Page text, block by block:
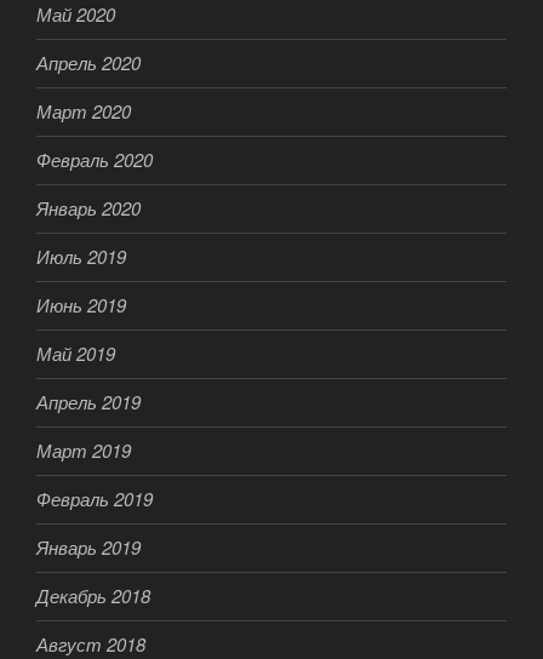
Май 2020
Апрель 2020
Март 2020
Февраль 2020
Январь 2020
Июль 2019
Июнь 2019
Май 2019
Апрель 2019
Март 2019
Февраль 2019
Январь 2019
Декабрь 2018
Август 2018